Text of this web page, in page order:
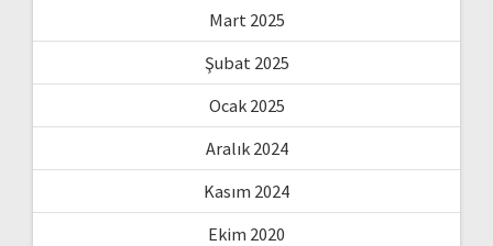
Mart 2025
Şubat 2025
Ocak 2025
Aralık 2024
Kasım 2024
Ekim 2020